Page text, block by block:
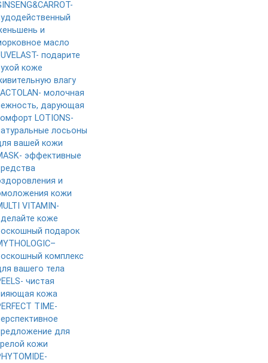
и
масло
подарите
коже
влагу
молочная
дарующая
LOTIONS-
лосьоны
вашей кожи
эффективные
и
кожи
VITAMIN-
коже
подарок
комплекс
вашего тела
чистая
кожа
TIME-
для
кожи